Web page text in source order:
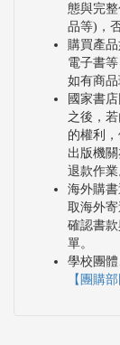
態與完
品等)，
購買產
電子書
如有商品
國家書
之後，
的權利
出版機
退款作業
海外購
取海外寄
確認書
單。
學校團
【團購部